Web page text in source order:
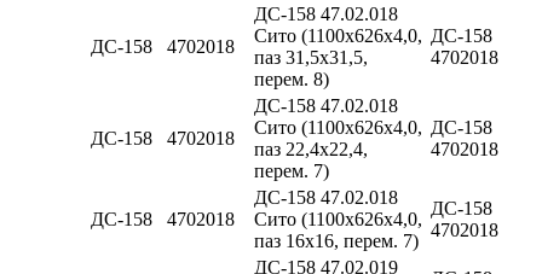
ДС-158 4702018
ДС-158 47.02.018
Сито (1100х626х4,0,
паз 31,5х31,5,
перем. 8)
ДС-158
4702018
ДС-158 4702018
ДС-158 47.02.018
Сито (1100х626х4,0,
паз 22,4х22,4,
перем. 7)
ДС-158
4702018
ДС-158 4702018
ДС-158 47.02.018
Сито (1100х626х4,0,
паз 16х16, перем. 7)
ДС-158
4702018
ДС-158 47.02.019